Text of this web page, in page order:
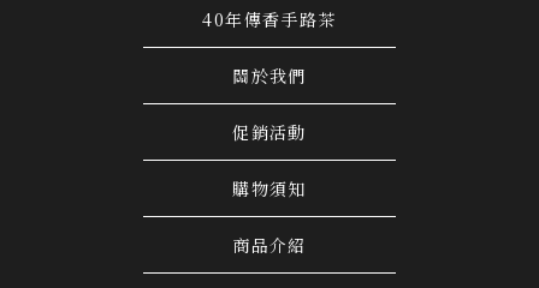
40年傳香手路茶
關於我們
促銷活動
購物須知
商品介紹